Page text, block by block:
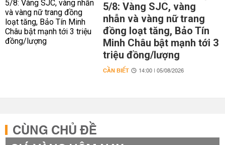
5/8: Vàng SJC, vàng
nhẫn và vàng nữ trang
đồng loạt tăng, Bảo Tín
Minh Châu bật mạnh tới 3
triệu đồng/lượng
CẦN BIẾT 14:00 | 05/08/2026
CÙNG CHỦ ĐỀ